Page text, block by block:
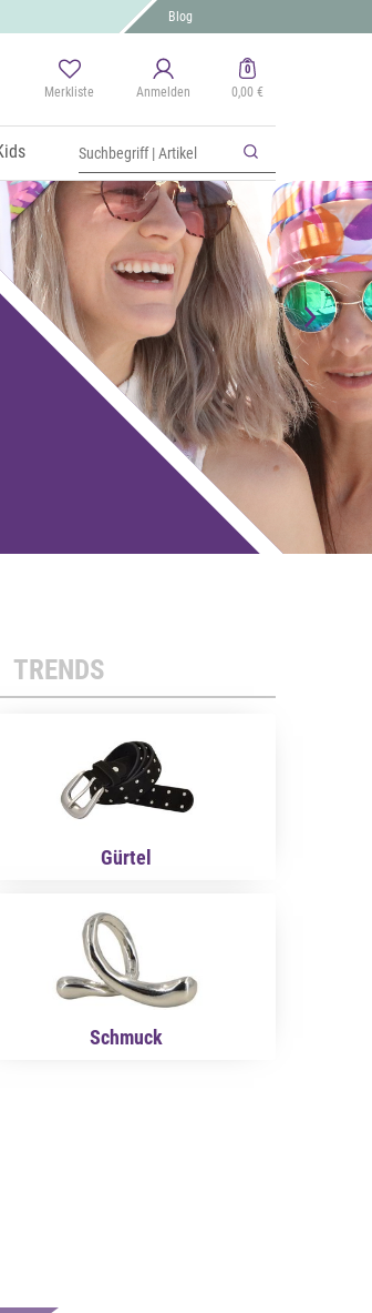
Blog
Merkliste Anmelden
0
0,00 €
TRENDS
Gürtel
Schmuck